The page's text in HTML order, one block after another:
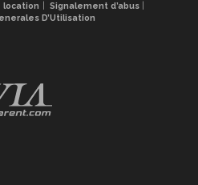
location
Signalement d’abus
D’Utilisation